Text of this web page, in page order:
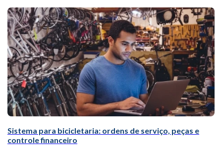
Sistema para bicicletaria: ordens de serviço, peças e
controle financeiro